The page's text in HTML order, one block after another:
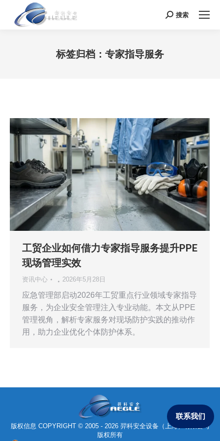
Search:
搜索
标签归档： 专家指导服务
工贸企业如何借力专家指导服务提升PPE
现场管理实效
资讯中心 2026年5月28日
应急管理部启动2026年工贸重点行业领域专家指导
服务，为企业安全管理注入专业动能。本文从PPE
管理视角，解析专家服务对现场防护实践的推动作
用，助力企业优化个体防护体系。
版权信息 COPYRIGHT © 2005 - 2026 羿科安全设备（上海）有限公司
版权所有
联系我们